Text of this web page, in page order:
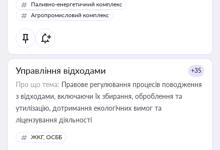
Паливно-енергетичний комплекс
Агропромисловий комплекс
Управління відходами +35
Про що тема: Правове регулювання процесів поводження
з відходами, включаючи їх збирання, оброблення та
утилізацію, дотримання екологічних вимог та
ліцензування діяльності
ЖКГ, ОСББ